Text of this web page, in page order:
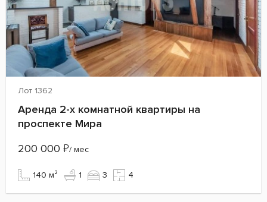
Лот 1362
Аренда 2-х комнатной квартиры на
проспекте Мира
200 000 ₽/ мес
140 м² 1 3 4